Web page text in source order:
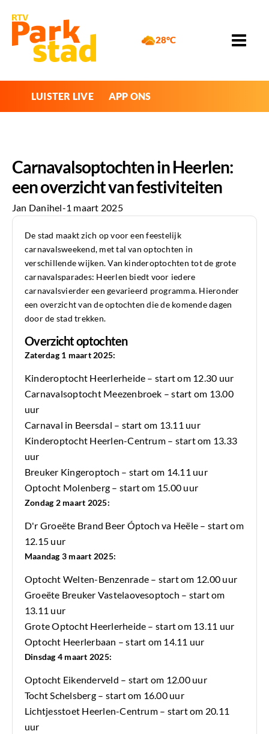
28°C
LUISTER LIVE APP ONS
Carnavalsoptochten in Heerlen:
een overzicht van festiviteiten
Jan Danihel-1 maart 2025
De stad maakt zich op voor een feestelijk
carnavalsweekend, met tal van optochten in
verschillende wijken. Van kinderoptochten tot de grote
carnavalsparades: Heerlen biedt voor iedere
carnavalsvierder een gevarieerd programma. Hieronder
een overzicht van de optochten die de komende dagen
door de stad trekken.
Overzicht optochten
Zaterdag 1 maart 2025:
Kinderoptocht Heerlerheide – start om 12.30 uur
Carnavalsoptocht Meezenbroek – start om 13.00
uur
Carnaval in Beersdal – start om 13.11 uur
Kinderoptocht Heerlen-Centrum – start om 13.33
uur
Breuker Kingeroptoch – start om 14.11 uur
Optocht Molenberg – start om 15.00 uur
Zondag 2 maart 2025:
D'r Groeëte Brand Beer Óptoch va Heële – start om
12.15 uur
Maandag 3 maart 2025:
Optocht Welten-Benzenrade – start om 12.00 uur
Groeëte Breuker Vastelaovesoptoch – start om
13.11 uur
Grote Optocht Heerlerheide – start om 13.11 uur
Optocht Heerlerbaan – start om 14.11 uur
Dinsdag 4 maart 2025:
Optocht Eikenderveld – start om 12.00 uur
Tocht Schelsberg – start om 16.00 uur
Lichtjesstoet Heerlen-Centrum – start om 20.11
uur